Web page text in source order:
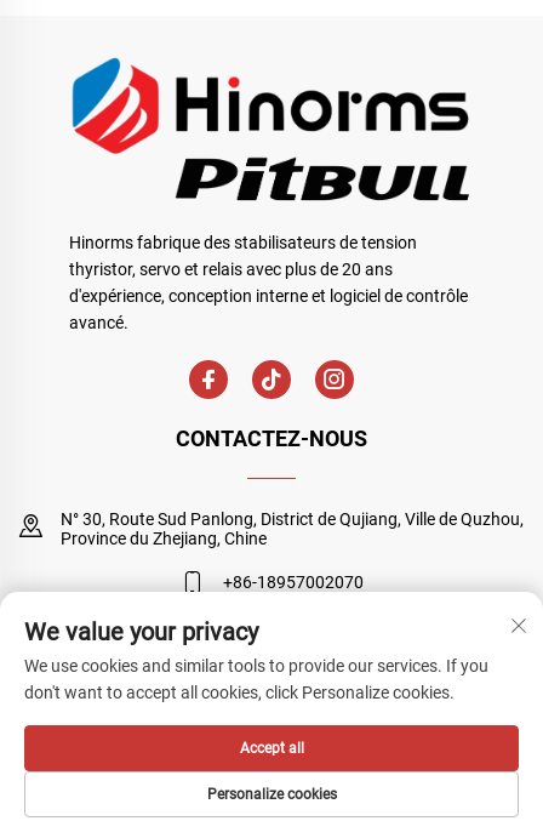
Hinorms fabrique des stabilisateurs de tension
thyristor, servo et relais avec plus de 20 ans
d'expérience, conception interne et logiciel de contrôle
avancé.
CONTACTEZ-NOUS
N° 30, Route Sud Panlong, District de Qujiang, Ville de Quzhou,
Province du Zhejiang, Chine
+86-18957002070
[email protected]
Droits d'auteur © Quzhou Sanyuan Huineng Electronic Co., Ltd. Tous
Politique de confidentialité
We value your privacy
We use cookies and similar tools to provide our services. If you
don't want to accept all cookies, click Personalize cookies.
Personalize cookies
Accept all